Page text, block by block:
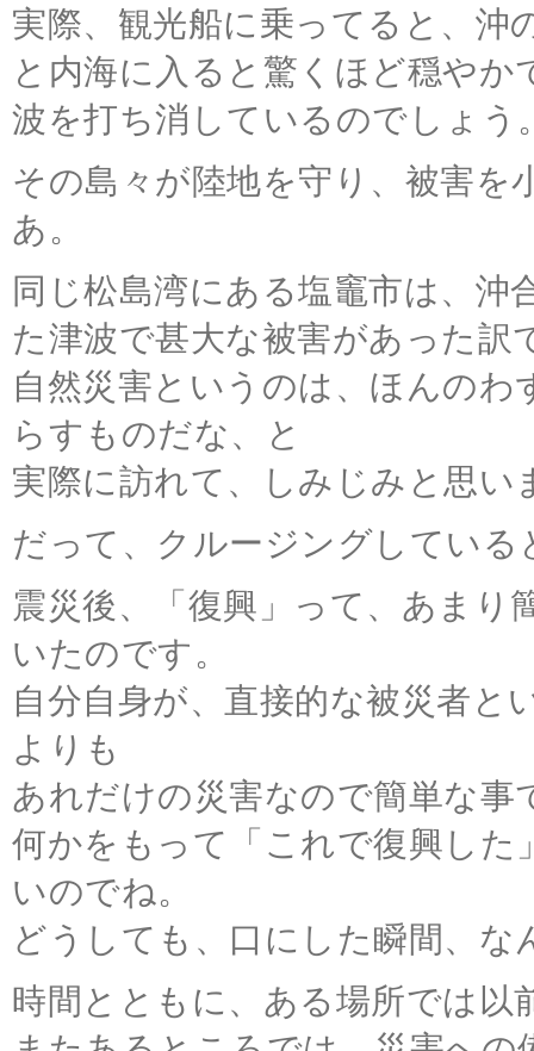
実際、観光船に乗ってると、
と内海に入ると驚くほど穏やか
波を打ち消しているのでしょう
その島々が陸地を守り、被害
あ。
同じ松島湾にある塩竈市は、
た津波で甚大な被害があった訳
自然災害というのは、ほんの
らすものだな、と
実際に訪れて、しみじみと思い
だって、クルージングしてい
震災後、「復興」って、あま
いたのです。
自分自身が、直接的な被災者
よりも
あれだけの災害なので簡単な事
何かをもって「これで復興し
いのでね。
どうしても、口にした瞬間、
時間とともに、ある場所では